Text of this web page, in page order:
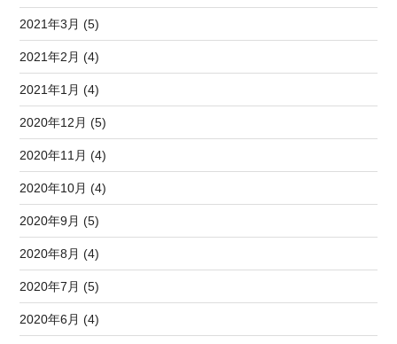
2021年3月 (5)
2021年2月 (4)
2021年1月 (4)
2020年12月 (5)
2020年11月 (4)
2020年10月 (4)
2020年9月 (5)
2020年8月 (4)
2020年7月 (5)
2020年6月 (4)